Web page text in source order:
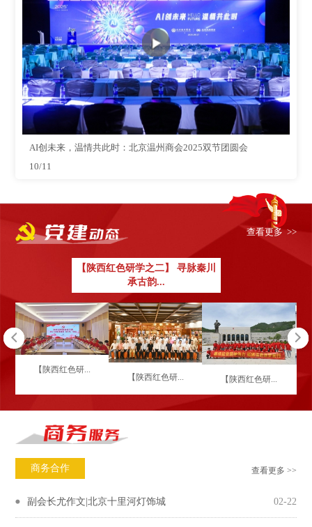
AI创未来，温情共此时：北京温州商会2025双节团圆会
10/11
查看更多 >>
【陕西红色研...
【陕西红色研...
【陕西红色研学之二】 寻脉秦川
承古韵...
【陕西红色研...
商务合作 查看更多 >>
副会长尤作文|北京十里河灯饰城 02-22